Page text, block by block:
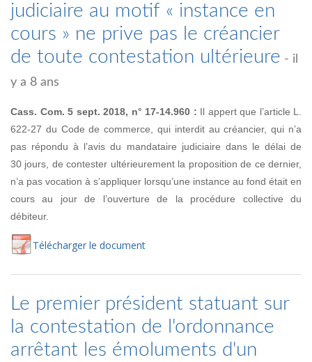
judiciaire au motif « instance en
cours » ne prive pas le créancier
de toute contestation ultérieure - il
y a 8 ans
Cass. Com. 5 sept. 2018, n° 17-14.960 : Il appert que l’article L.
622-27 du Code de commerce, qui interdit au créancier, qui n’a
pas répondu à l’avis du mandataire judiciaire dans le délai de
30 jours, de contester ultérieurement la proposition de ce dernier,
n’a pas vocation à s’appliquer lorsqu’une instance au fond était en
cours au jour de l’ouverture de la procédure collective du
débiteur.
Télécharger le document
Le premier président statuant sur
la contestation de l'ordonnance
arrêtant les émoluments d'un